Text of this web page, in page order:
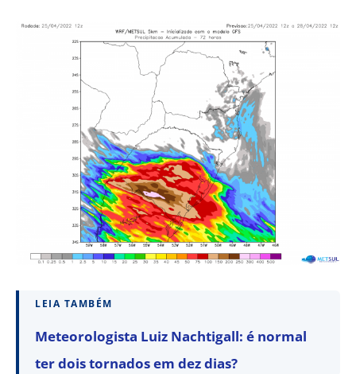
LEIA TAMBÉM
Meteorologista Luiz Nachtigall: é normal
ter dois tornados em dez dias?